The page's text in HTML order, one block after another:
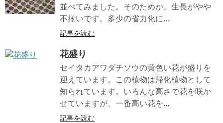
並べてみました。そのためか、生長がやや
不揃いです。多少の省力化に...
記事を読む
花盛り
セイタカアワダチソウの黄色い花が盛りを
迎えています。この植物は帰化植物として
知られています。いろんな高さで花を咲か
せていますが、一番高い花を...
記事を読む